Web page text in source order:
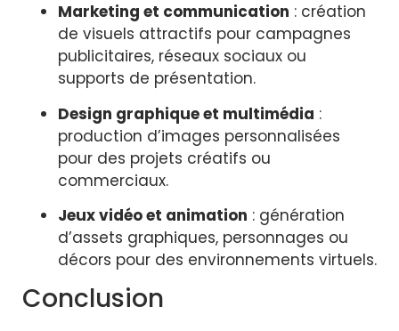
Marketing et communication : création
de visuels attractifs pour campagnes
publicitaires, réseaux sociaux ou
supports de présentation.
Design graphique et multimédia :
production d’images personnalisées
pour des projets créatifs ou
commerciaux.
Jeux vidéo et animation : génération
d’assets graphiques, personnages ou
décors pour des environnements virtuels.
Conclusion